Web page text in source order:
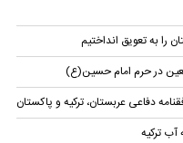
را به تعویق انداختیم
در حرم امام حسین(ع)
دفاعی عربستان، ترکیه و پاکستان